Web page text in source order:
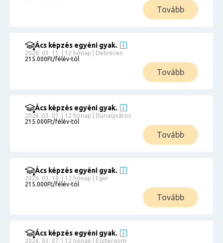
Tovább
Ács képzés egyéni gyak.
2026. 03. 11. | 12 hónap | Debrecen
215.000Ft/félév-tól
Tovább
Ács képzés egyéni gyak.
2026. 03. 07. | 12 hónap | Dunaújváros
215.000Ft/félév-tól
Tovább
Ács képzés egyéni gyak.
2026. 03. 18. | 12 hónap | Eger
215.000Ft/félév-tól
Tovább
Ács képzés egyéni gyak.
2026. 03. 07. | 12 hónap | Esztergom